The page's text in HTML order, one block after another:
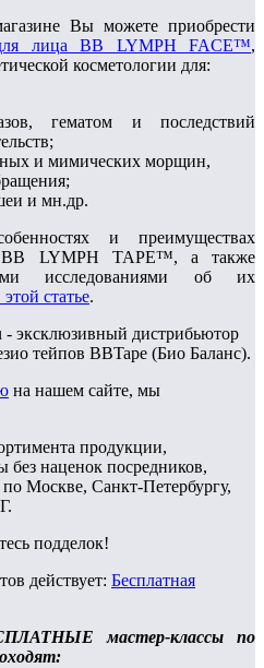
Вы можете приобрести
лица BB LYMPH FACE™,
косметологии для:
гематом и последствий
и мимических морщин,
и мн.др.
и преимуществах
BB LYMPH TAPE™, а также
исследованиями об их
этой статье.
- эксклюзивный дистрибьютор
тейпов BBTape (Био Баланс).
на нашем сайте, мы
продукции,
наценок посредников,
Москве, Санкт-Петербургу,
подделок!
действует: Бесплатная
мастер-классы по